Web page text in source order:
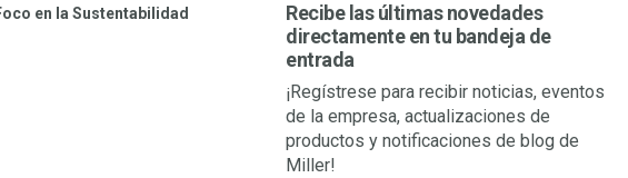
en la Sustentabilidad
Recibe las últimas novedades
directamente en tu bandeja de
entrada
¡Regístrese para recibir noticias, eventos
de la empresa, actualizaciones de
productos y notificaciones de blog de
Miller!